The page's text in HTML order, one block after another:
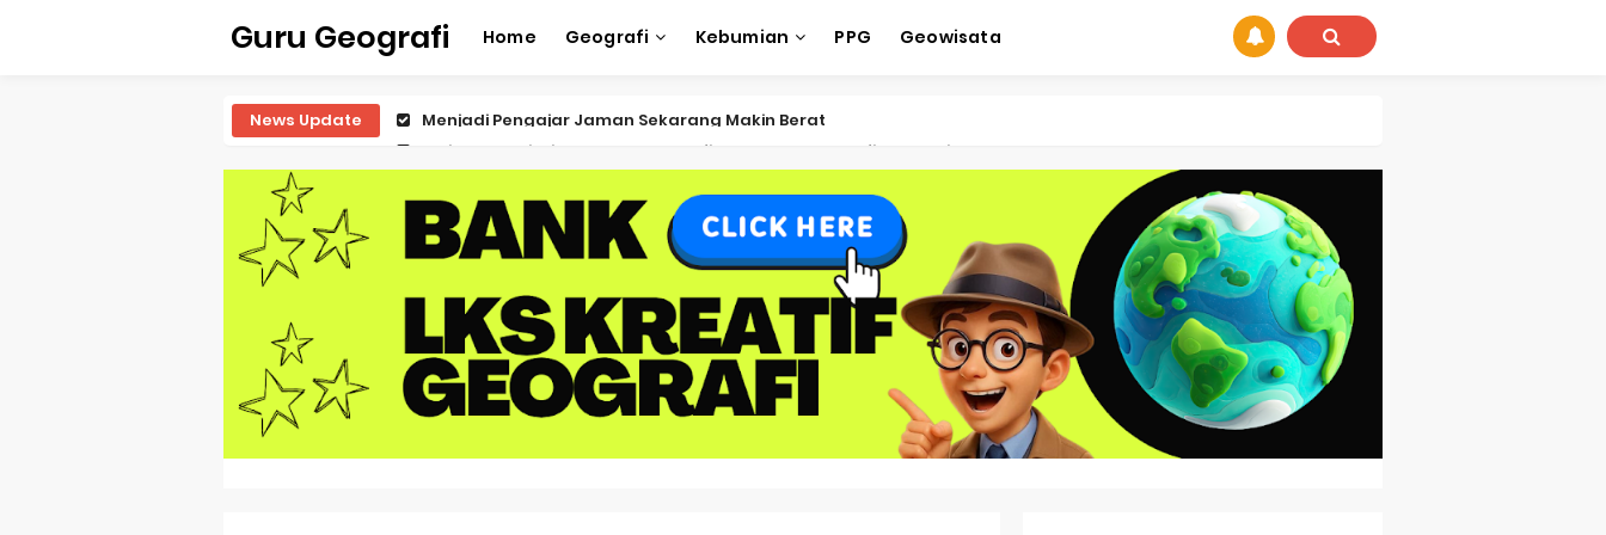
Guru Geografi Home Geografi Kebumian PPG Geowisata
News Update Latihan Prediksi Soal OSK Geografi 2026 Part Geografi Ekonomi
Latihan Prediksi Soal OSK Geografi 2026 Part Geografi Pertanian
Latihan Prediksi Soal OSK Geografi 2026 Part Geografi Budaya
Latihan Prediksi Soal OSK Geografi 2026 Part Dinamika Kota
Pembahasan Soal OSN-K Geografi 2025 No 51-55
Pembahasan Soal OSN-K Geografi 2025 No 46-50
Pembahasan Soal OSN-K Geografi 2025 No 41-45